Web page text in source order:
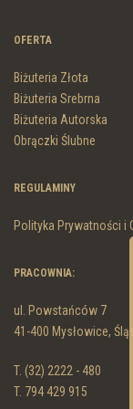
OFERTA
Biżuteria Złota
Biżuteria Srebrna
Biżuteria Autorska
Obrączki Ślubne
REGULAMINY
Polityka Prywatności i
PRACOWNIA:
ul. Powstańców 7
41-400 Mysłowice,
T. (32) 2222 - 480
T. 794 429 915